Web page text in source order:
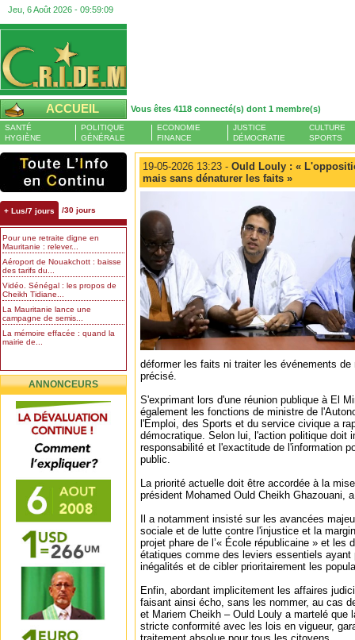
Jeu, 6 Août 2026 - 09:59:10
ACCUEIL Vous êtes 4118 connecté(s) dont 1 membre(s)
SANTÉ
HYGIÈNE
POLITIQUE
GÉNÉRALE
ECONOMIE
FINANCE
JUSTICE
DÉMOCRATIE
CULTURE
SPORTS
+ Lus/7 jours /30 jours
Pour une retraite digne en
Mauritanie : relever...
Aéroport de Nouakchott : baisse
des tarifs du...
Vidéo. Sénégal : les propos de
Cheikh Tidiane...
La Mauritanie lance une
campagne de semis...
La mémoire effacée : quand la
mairie de...
ANNONCEURS
19-05-2026 13:23 - Ould Louly : «
mais sans dénaturer les faits »
déformer les faits ni traiter les événements de
précisé.
S'exprimant lors d'une réunion publique à El
également les fonctions de ministre de
l'Emploi, des Sports et du service civique a
démocratique. Selon lui, l'action politique doit
responsabilité et l'exactitude de l'information
public.
La priorité actuelle doit être accordée à la
président Mohamed Ould Cheikh Ghazouani,
Il a notamment insisté sur les avancées
sociale et de lutte contre l'injustice et la
projet phare de l’« École républicaine » et les
étatiques comme des leviers essentiels ayant
inégalités et de cibler prioritairement les
Enfin, abordant implicitement les affaires
faisant ainsi écho, sans les nommer, au cas
et Mariem Cheikh – Ould Louly a martelé que
stricte conformité avec les lois en vigueur,